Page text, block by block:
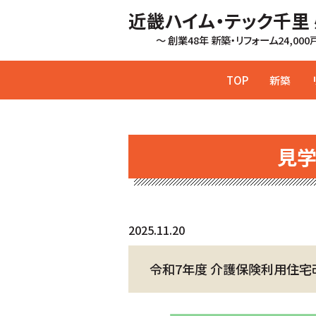
近畿ハイム・テック千
～ 創業48年 新築・リフォーム24,000
TOP 新築
見
2025.11.20
令和7年度 介護保険利用住